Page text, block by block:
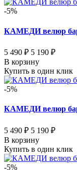
-5%
КАМЕДИ велюр
5 490 ₽ 5 190 ₽
В корзину
Купить в один клик
-5%
КАМЕДИ велюр
5 490 ₽ 5 190 ₽
В корзину
Купить в один клик
-5%